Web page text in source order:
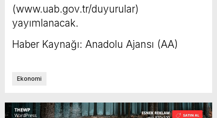
(www.uab.gov.tr/duyurular)
yayımlanacak.
Haber Kaynağı: Anadolu Ajansı (AA)
Ekonomi